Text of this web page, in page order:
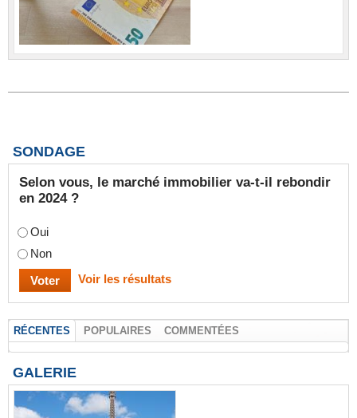
SONDAGE
Selon vous, le marché immobilier va-t-il rebondir
en 2024 ?
Oui
Non
Voir les résultats
RÉCENTES POPULAIRES COMMENTÉES
GALERIE